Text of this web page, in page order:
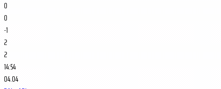
0
0
-1
2
2
14:54
04.04